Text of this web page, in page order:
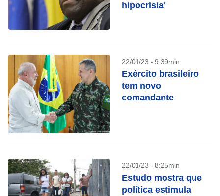
hipocrisia’
22/01/23 - 9:39min
Exército brasileiro
tem novo
comandante
22/01/23 - 8:25min
Estudo mostra que
política estimula